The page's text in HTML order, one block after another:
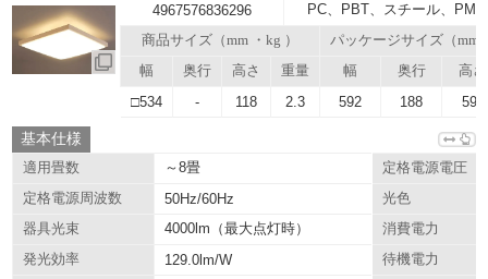
4967576836296 PC、PBT、スチール、
商品サイズ（mm ・kg ）
パッケージサイズ（mm
幅
奥行 高さ 重量 幅 奥行 高さ
□534 - 118 2.3 592 188 592
基本仕様
適用畳数 ～8畳
定格電源電圧
定格電源周波数
50Hz/60Hz
光色
器具光束
4000lm（最大点灯時）
消費電力
発光効率
129.0lm/W
待機電力